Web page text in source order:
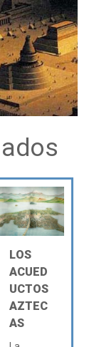
LOS
ACUED
UCTOS
AZTEC
AS